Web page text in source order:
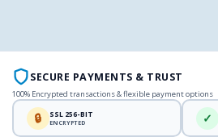
SECURE PAYMENTS & TRUST
100% Encrypted transactions & flexible payment options
🔒 SSL 256-BIT
ENCRYPTED ✓